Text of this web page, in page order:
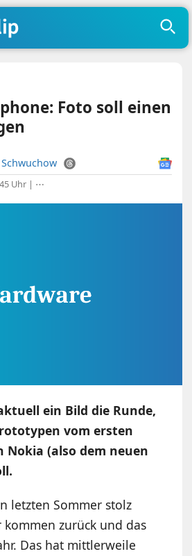
Foto soll einen
Uhr | ⋯
ein Bild die Runde,
vom ersten
Nokia (also dem neuen
letzten Sommer stolz
kommen zurück und das
Das hat mittlerweile